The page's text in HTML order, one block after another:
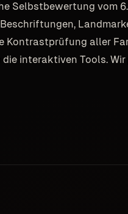
Selbstbewertung vom
Kontrastprüfung aller
interaktiven Tools. Wir